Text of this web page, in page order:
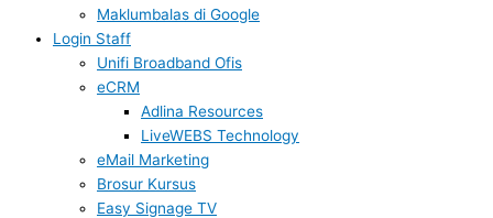
Maklumbalas di Google
Login Staff
Unifi Broadband Ofis
eCRM
Adlina Resources
LiveWEBS Technology
eMail Marketing
Brosur Kursus
Easy Signage TV